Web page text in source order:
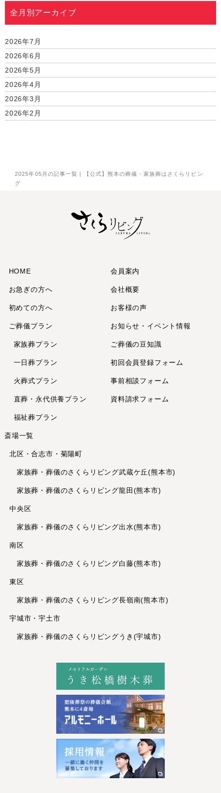
2025年05月の記事一覧 | 【公式】熊本の葬儀・家族葬はさくらリビン
グ
全月別アーカイブ
2026年7月
2026年6月
2026年5月
2026年4月
2026年3月
2026年2月
2025年9月
2025年7月
2024年12月
2024年11月
2024年9月
2024年7月
2024年6月
2024年2月
2024年1月
2023年12月
2023年8月
2023年7月
2023年6月
2023年4月
2023年3月
2023年2月
2022年11月
2022年10月
2022年9月
HOME
お急ぎの方へ
初めての方へ
ご葬儀プラン
家族葬プラン
一日葬プラン
火葬式プラン
直葬・永代供養プラン
福祉葬プラン
斎場一覧
北区・合志市・菊陽町
家族葬・葬儀のさくらリビング武蔵ケ丘(熊本市)
家族葬・葬儀のさくらリビング龍田(熊本市)
中央区
家族葬・葬儀のさくらリビング出水(熊本市)
南区
家族葬・葬儀のさくらリビング白藤(熊本市)
東区
家族葬・葬儀のさくらリビング長嶺南(熊本市)
宇城市・宇土市
家族葬・葬儀のさくらリビングうき(宇城市)
会員案内
会社概要
お客様の声
お知らせ・イベント情報
ご葬儀の豆知識
初回会員登録フォーム
事前相談フォーム
資料請求フォーム